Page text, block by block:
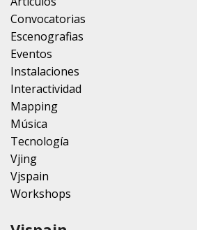
Convocatorias
Escenografias
Eventos
Instalaciones
Interactividad
Mapping
Música
Tecnología
Vjing
Vjspain
Workshops